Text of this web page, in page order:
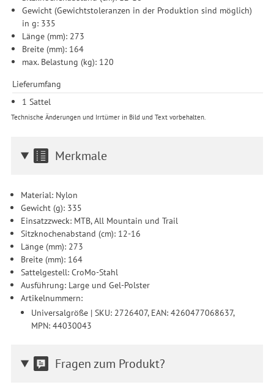
Gewicht (Gewichtstoleranzen in der Produktion sind möglich)
in g: 335
Länge (mm): 273
Breite (mm): 164
max. Belastung (kg): 120
Lieferumfang
1 Sattel
Technische Änderungen und Irrtümer in Bild und Text vorbehalten.
Merkmale
Material: Nylon
Gewicht (g): 335
Einsatzzweck: MTB, All Mountain und Trail
Sitzknochenabstand (cm): 12-16
Länge (mm): 273
Breite (mm): 164
Sattelgestell: CroMo-Stahl
Ausführung: Large und Gel-Polster
Artikelnummern:
Universalgröße | SKU: 2726407, EAN: 4260477068637,
MPN: 44030043
Fragen zum Produkt?